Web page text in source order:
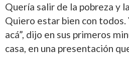
Quería salir de la pobreza y
Quiero estar bien con todos.
acá”, dijo en sus primeros
casa, en una presentación